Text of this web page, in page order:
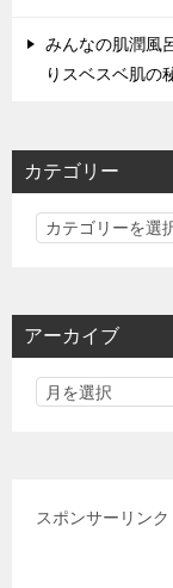
みんなの肌潤風
りスベスベ肌の
カテゴリー
カ
リ
アーカイブ
スポンサーリンク